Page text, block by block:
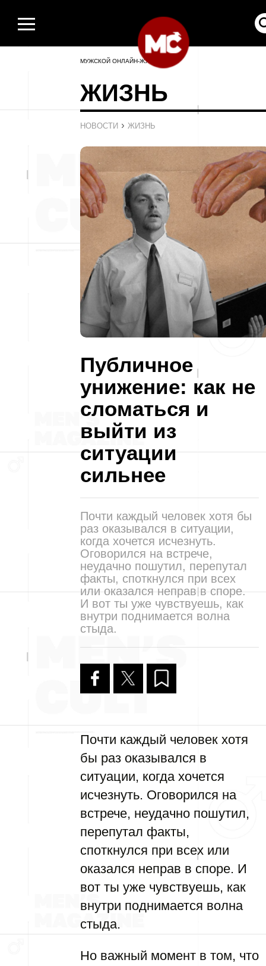
МУЖСКОЙ ОНЛАЙН-ЖУРНАЛ
ЖИЗНЬ
НОВОСТИ › ЖИЗНЬ
Публичное
унижение: как не
сломаться и
выйти из
ситуации
сильнее
Почти каждый человек хотя бы
раз оказывался в ситуации,
когда хочется исчезнуть.
Оговорился на встрече,
неудачно пошутил, перепутал
факты, споткнулся при всех
или оказался неправ в споре.
И вот ты уже чувствуешь, как
внутри поднимается волна
стыда.
Почти каждый человек хотя
бы раз оказывался в
ситуации, когда хочется
исчезнуть. Оговорился на
встрече, неудачно пошутил,
перепутал факты,
споткнулся при всех или
оказался неправ в споре. И
вот ты уже чувствуешь, как
внутри поднимается волна
стыда.
Но важный момент в том, что